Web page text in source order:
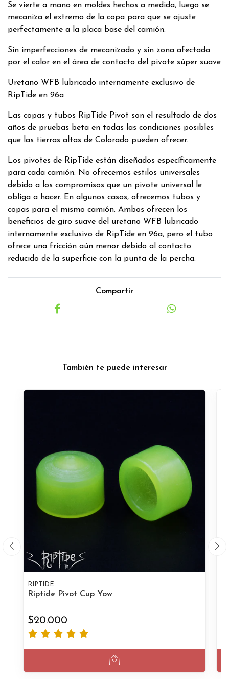
Se vierte a mano en moldes hechos a medida, luego se
mecaniza el extremo de la copa para que se ajuste
perfectamente a la placa base del camión.
Sin imperfecciones de mecanizado y sin zona afectada
por el calor en el área de contacto del pivote súper suave
Uretano WFB lubricado internamente exclusivo de
RipTide en 96a
Las copas y tubos RipTide Pivot son el resultado de dos
años de pruebas beta en todas las condiciones posibles
que las tierras altas de Colorado pueden ofrecer.
Los pivotes de RipTide están diseñados específicamente
para cada camión. No ofrecemos estilos universales
debido a los compromisos que un pivote universal le
obliga a hacer. En algunos casos, ofrecemos tubos y
copas para el mismo camión. Ambos ofrecen los
beneficios de giro suave del uretano WFB lubricado
internamente exclusivo de RipTide en 96a, pero el tubo
ofrece una fricción aún menor debido al contacto
reducido de la superficie con la punta de la percha.
Compartir
También te puede interesar
RIPTIDE
Riptide Pivot Cup Yow
$20.000